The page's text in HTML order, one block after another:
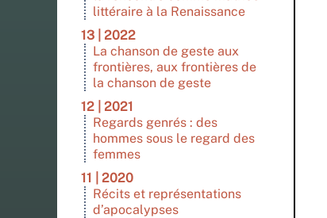
littéraire à la Renaissance
13 | 2022
La chanson de geste aux
frontières, aux frontières de
la chanson de geste
12 | 2021
Regards genrés : des
hommes sous le regard des
femmes
11 | 2020
Récits et représentations
d’apocalypses